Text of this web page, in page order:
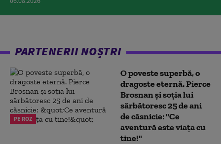
PARTENERII NOȘTRI
PE ROZ
O poveste superbă, o
dragoste eternă. Pierce
Brosnan și soția lui
sărbătoresc 25 de ani
de căsnicie: "Ce
aventură este viața cu
tine!"